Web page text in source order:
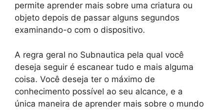
permite aprender mais sobre uma criatura ou
objeto depois de passar alguns segundos
examinando-o com o dispositivo.
A regra geral no Subnautica pela qual você
deseja seguir é escanear tudo e mais alguma
coisa. Você deseja ter o máximo de
conhecimento possível ao seu alcance, e a
única maneira de aprender mais sobre o mundo